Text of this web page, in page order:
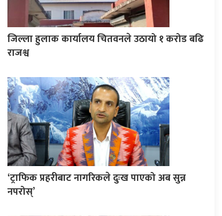
जिल्ला हुलाक कार्यालय चितवनले उठायो १ करोड बढि
राजश्व
‘ट्राफिक प्रहरीबाट नागरिकले दुःख पाएको अब सुन्न
नपरोस्’